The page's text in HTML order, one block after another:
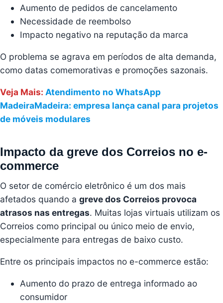
Aumento de pedidos de cancelamento
Necessidade de reembolso
Impacto negativo na reputação da marca
O problema se agrava em períodos de alta demanda,
como datas comemorativas e promoções sazonais.
Veja Mais: Atendimento no WhatsApp
MadeiraMadeira: empresa lança canal para projetos
de móveis modulares
Impacto da greve dos Correios no e-
commerce
O setor de comércio eletrônico é um dos mais
afetados quando a greve dos Correios provoca
atrasos nas entregas. Muitas lojas virtuais utilizam os
Correios como principal ou único meio de envio,
especialmente para entregas de baixo custo.
Entre os principais impactos no e-commerce estão:
Aumento do prazo de entrega informado ao
consumidor